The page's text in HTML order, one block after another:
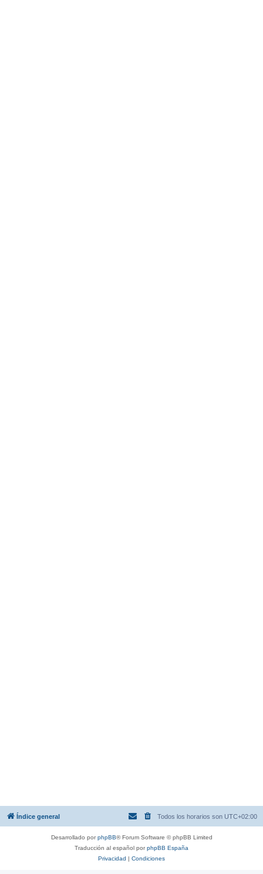
Índice general Todos los horarios son UTC+02:00
Desarrollado porphpBB® Forum Software © phpBB Limited
Traducción al español porphpBB España
Privacidad | Condiciones